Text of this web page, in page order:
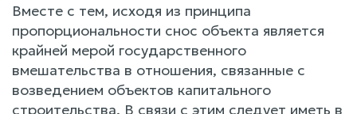
Вместе с тем, исходя из принципа
пропорциональности снос объекта является
крайней мерой государственного
вмешательства в отношения, связанные с
возведением объектов капитального
строительства. В связи с этим следует иметь в